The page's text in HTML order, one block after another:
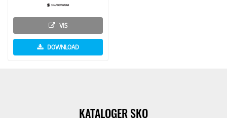
VIS
DOWNLOAD
KATALOGER SKO